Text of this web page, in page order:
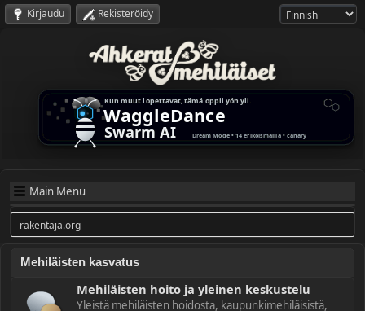
Kirjaudu Rekisteröidy
Main Menu
rakentaja.org
Mehiläisten kasvatus
Mehiläisten hoito ja yleinen keskustelu
Yleistä mehiläisten hoidosta, kaupunkimehiläisistä,